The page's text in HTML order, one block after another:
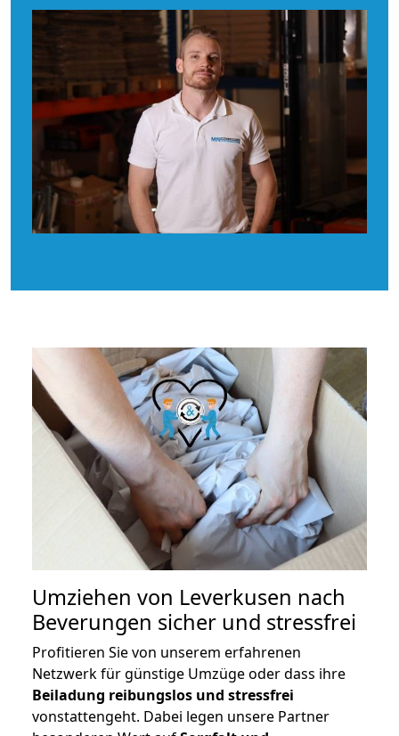
Umziehen von Leverkusen nach
Beverungen sicher und stressfrei
Profitieren Sie von unserem erfahrenen
Netzwerk für günstige Umzüge oder dass ihre
Beiladung reibungslos und stressfrei
vonstattengeht. Dabei legen unsere Partner